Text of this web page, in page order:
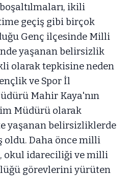
ikili
geçiş gibi birçok
Genç ilçesinde Milli
yaşanan belirsizlik
olarak tepkisine neden
ve Spor İl
Mahir Kaya'nın
Müdürü olarak
yaşanan belirsizliklerde
oldu. Daha önce milli
okul idareciliği ve milli
görevlerini yürüten